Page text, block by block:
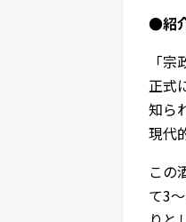
●紹
「
正式
知ら
現代
この
て3